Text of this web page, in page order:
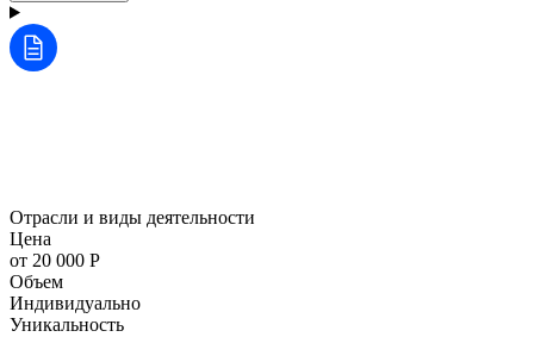
Отрасли и виды деятельности
Цена
от 20 000 Р
Объем
Индивидуально
Уникальность